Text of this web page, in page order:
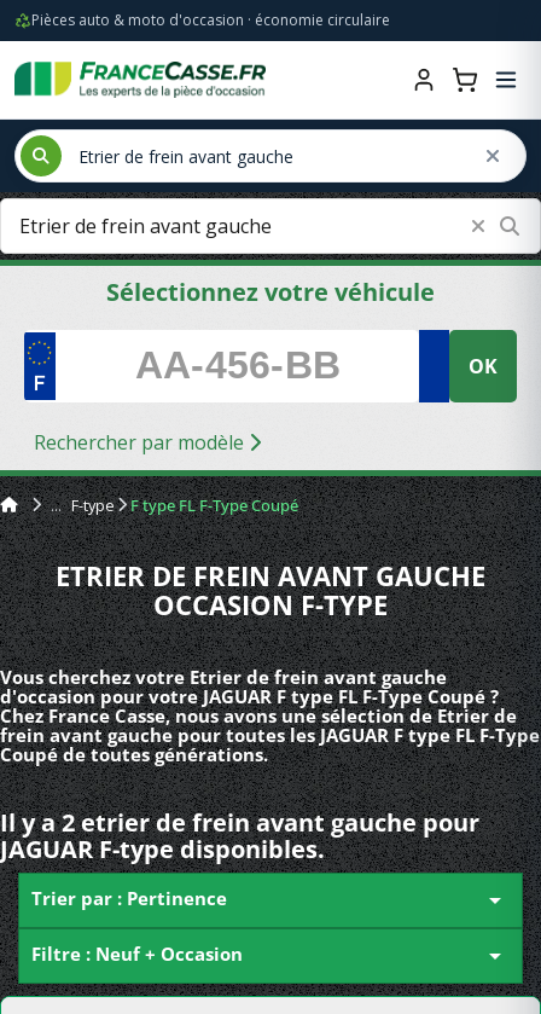
Pièces auto & moto d'occasion · économie circulaire
Sélectionnez votre véhicule
OK
Rechercher par modèle
F-type F type FL F-Type Coupé
ETRIER DE FREIN AVANT GAUCHE
OCCASION F-TYPE
Vous cherchez votre Etrier de frein avant gauche
d'occasion pour votre JAGUAR F type FL F-Type Coupé ?
Chez France Casse, nous avons une sélection de Etrier de
frein avant gauche pour toutes les JAGUAR F type FL F-Type
Coupé de toutes générations.
Il y a 2 etrier de frein avant gauche pour
JAGUAR F-type disponibles.
Trier par : Pertinence 
Filtre : Neuf + Occasion 